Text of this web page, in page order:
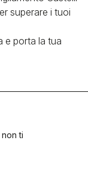
superare i tuoi
e porta la tua
ti